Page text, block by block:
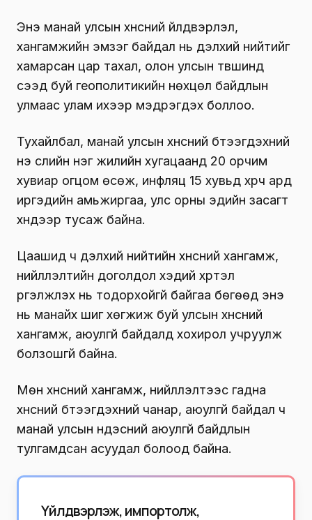
Энэ манай улсын хүнсний үйлдвэрлэл,
хангамжийн эмзэг байдал нь дэлхий нийтийг
хамарсан цар тахал, олон улсын түвшинд
үүсээд буй геополитикийн нөхцөл байдлын
улмаас улам ихээр мэдрэгдэх боллоо.
Тухайлбал, манай улсын хүнсний бүтээгдэхүүний
үнэ сүүлийн нэг жилийн хугацаанд 20 орчим
хувиар огцом өсөж, инфляц 15 хувьд хүрч ард
иргэдийн амьжиргаа, улс орны эдийн засагт
хүндээр тусаж байна.
Цаашид ч дэлхий нийтийн хүнсний хангамж,
нийлүүлэлтийн доголдол хэдий хүртэл
үргэлжлэх нь тодорхойгүй байгаа бөгөөд энэ
нь манайх шиг хөгжиж буй улсын хүнсний
хангамж, аюулгүй байдалд хохирол учруулж
болзошгүй байна.
Мөн хүнсний хангамж, нийлүүлэлтээс гадна
хүнсний бүтээгдэхүүний чанар, аюулгүй байдал ч
манай улсын үндэсний аюулгүй байдлын
тулгамдсан асуудал болоод байна.
Үйлдвэрлэж, импортолж,